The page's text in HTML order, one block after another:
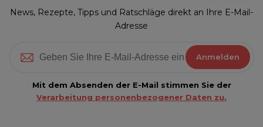
News, Rezepte, Tipps und Ratschläge direkt an Ihre E-Mail-
Adresse
Anmelden
Mit dem Absenden der E-Mail stimmen Sie der
Verarbeitung personenbezogener Daten zu.